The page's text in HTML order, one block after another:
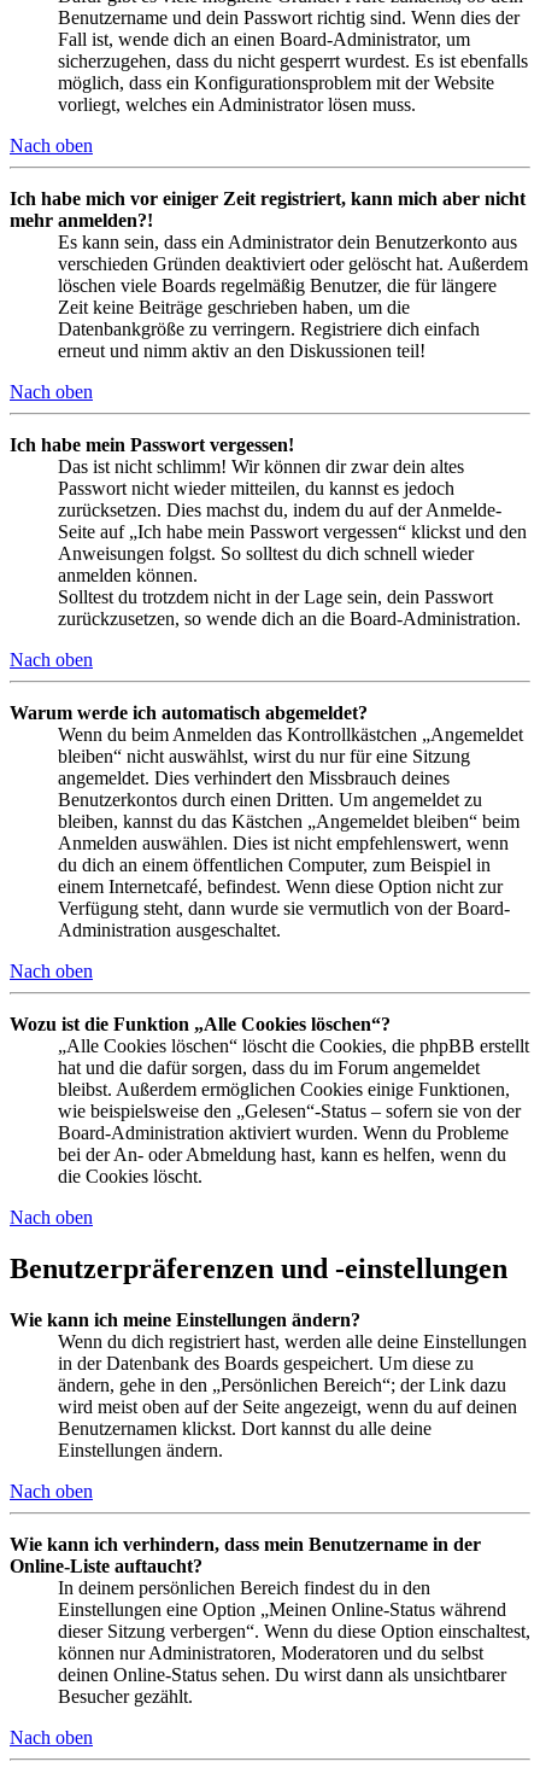
Benutzername und dein Passwort richtig sind. Wenn dies der
Fall ist, wende dich an einen Board-Administrator, um
sicherzugehen, dass du nicht gesperrt wurdest. Es ist ebenfalls
möglich, dass ein Konfigurationsproblem mit der Website
vorliegt, welches ein Administrator lösen muss.
Nach oben
Ich habe mich vor einiger Zeit registriert, kann mich aber nicht
mehr anmelden?!
Es kann sein, dass ein Administrator dein Benutzerkonto aus
verschieden Gründen deaktiviert oder gelöscht hat. Außerdem
löschen viele Boards regelmäßig Benutzer, die für längere
Zeit keine Beiträge geschrieben haben, um die
Datenbankgröße zu verringern. Registriere dich einfach
erneut und nimm aktiv an den Diskussionen teil!
Nach oben
Ich habe mein Passwort vergessen!
Das ist nicht schlimm! Wir können dir zwar dein altes
Passwort nicht wieder mitteilen, du kannst es jedoch
zurücksetzen. Dies machst du, indem du auf der Anmelde-
Seite auf „Ich habe mein Passwort vergessen“ klickst und den
Anweisungen folgst. So solltest du dich schnell wieder
anmelden können.
Solltest du trotzdem nicht in der Lage sein, dein Passwort
zurückzusetzen, so wende dich an die Board-Administration.
Nach oben
Warum werde ich automatisch abgemeldet?
Wenn du beim Anmelden das Kontrollkästchen „Angemeldet
bleiben“ nicht auswählst, wirst du nur für eine Sitzung
angemeldet. Dies verhindert den Missbrauch deines
Benutzerkontos durch einen Dritten. Um angemeldet zu
bleiben, kannst du das Kästchen „Angemeldet bleiben“ beim
Anmelden auswählen. Dies ist nicht empfehlenswert, wenn
du dich an einem öffentlichen Computer, zum Beispiel in
einem Internetcafé, befindest. Wenn diese Option nicht zur
Verfügung steht, dann wurde sie vermutlich von der Board-
Administration ausgeschaltet.
Nach oben
Wozu ist die Funktion „Alle Cookies löschen“?
„Alle Cookies löschen“ löscht die Cookies, die phpBB erstellt
hat und die dafür sorgen, dass du im Forum angemeldet
bleibst. Außerdem ermöglichen Cookies einige Funktionen,
wie beispielsweise den „Gelesen“-Status – sofern sie von der
Board-Administration aktiviert wurden. Wenn du Probleme
bei der An- oder Abmeldung hast, kann es helfen, wenn du
die Cookies löscht.
Nach oben
Benutzerpräferenzen und -einstellungen
Wie kann ich meine Einstellungen ändern?
Wenn du dich registriert hast, werden alle deine Einstellungen
in der Datenbank des Boards gespeichert. Um diese zu
ändern, gehe in den „Persönlichen Bereich“; der Link dazu
wird meist oben auf der Seite angezeigt, wenn du auf deinen
Benutzernamen klickst. Dort kannst du alle deine
Einstellungen ändern.
Nach oben
Wie kann ich verhindern, dass mein Benutzername in der
Online-Liste auftaucht?
In deinem persönlichen Bereich findest du in den
Einstellungen eine Option „Meinen Online-Status während
dieser Sitzung verbergen“. Wenn du diese Option einschaltest,
können nur Administratoren, Moderatoren und du selbst
deinen Online-Status sehen. Du wirst dann als unsichtbarer
Besucher gezählt.
Nach oben